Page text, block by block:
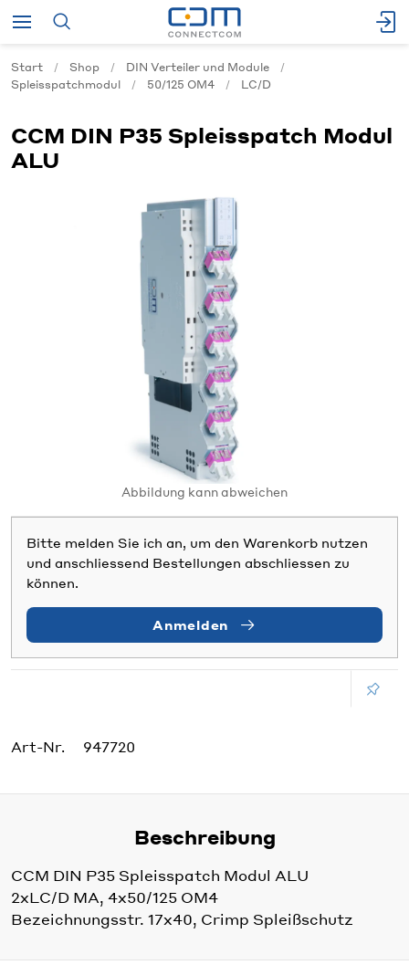
Start Shop
DIN Verteiler und Module
Spleisspatchmodul
50/125 OM4 LC/D
CCM DIN P35 Spleisspatch Modul
ALU
Abbildung kann abweichen
Bitte melden Sie ich an, um den Warenkorb nutzen
und anschliessend Bestellungen abschliessen zu
können.
Anmelden
Art-Nr. 947720
Beschreibung
CCM DIN P35 Spleisspatch Modul ALU
2xLC/D MA, 4x50/125 OM4
Bezeichnungsstr. 17x40, Crimp Spleißschutz